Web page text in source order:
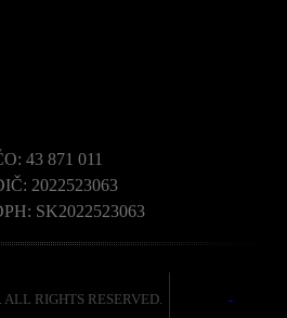
43 871 011
ALL RIGHTS RESERVED.